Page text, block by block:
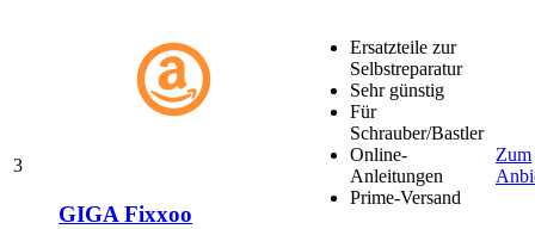
3
GIGA Fixxoo
Ersatzteile zur
Selbstreparatur
Sehr günstig
Für
Schrauber/Bastler
Online-
Anleitungen
Prime-Versand
Zum